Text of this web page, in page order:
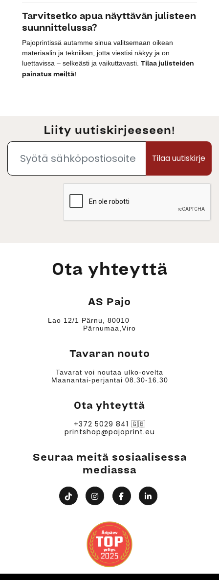
Tarvitsetko apua näyttävän julisteen
suunnittelussa?
Pajoprintissä autamme sinua valitsemaan oikean
materiaalin ja tekniikan, jotta viestisi näkyy ja on
luettavissa – selkeästi ja vaikuttavasti. Tilaa julisteiden
painatus meiltä!
Liity uutiskirjeeseen!
Tilaa uutiskirje
Ota yhteyttä
AS Pajo
Lao 12/1 Pärnu, 80010
Pärnumaa,Viro
Tavaran nouto
Tavarat voi noutaa ulko-ovelta
Maanantai-perjantai 08.30-16.30
Ota yhteyttä
+372 5029 841 🇬🇧
printshop@pajoprint.eu
Seuraa meitä sosiaalisessa
mediassa